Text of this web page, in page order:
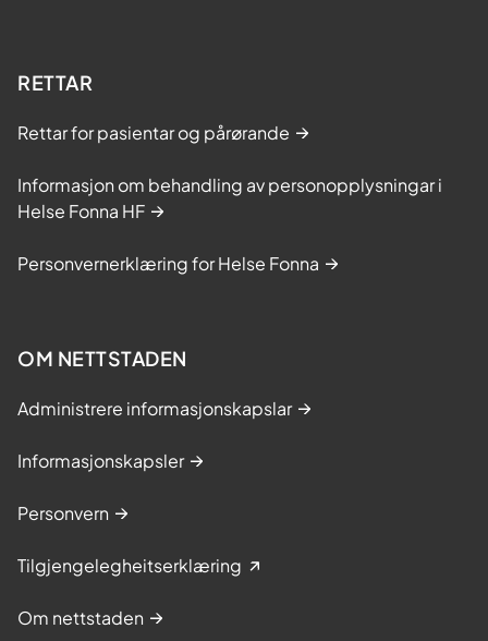
RETTAR
Rettar for pasientar og pårørande
Informasjon om behandling av personopplysningar i
Helse Fonna HF
Personvernerklæring for Helse Fonna
OM NETTSTADEN
Administrere informasjonskapslar
Informasjonskapsler
Personvern
Tilgjengelegheitserklæring
Om nettstaden